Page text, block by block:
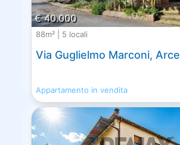
€ 40.000
88m² | 5 locali
Via Guglielmo Marconi, Arce
Appartamento in vendita